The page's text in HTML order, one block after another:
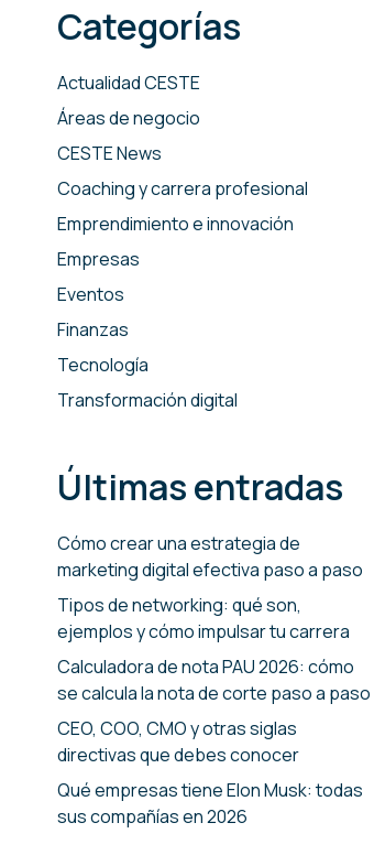
Categorías
Actualidad CESTE
Áreas de negocio
CESTE News
Coaching y carrera profesional
Emprendimiento e innovación
Empresas
Eventos
Finanzas
Tecnología
Transformación digital
Últimas entradas
Cómo crear una estrategia de
marketing digital efectiva paso a paso
Tipos de networking: qué son,
ejemplos y cómo impulsar tu carrera
Calculadora de nota PAU 2026: cómo
se calcula la nota de corte paso a paso
CEO, COO, CMO y otras siglas
directivas que debes conocer
Qué empresas tiene Elon Musk: todas
sus compañías en 2026